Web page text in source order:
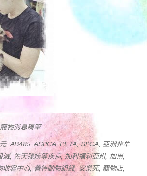
物消息隋筆
, AB485 ASPCA ,PETA ,SPCA
亞洲非牟
滅, 先天殘疾等疾病,加利福利亞州, 加州,
收容中心,善待動物組織,安樂死, 寵物店,